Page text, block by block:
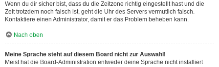
Wenn du dir sicher bist, dass du die Zeitzone richtig eingestellt hast und die
Zeit trotzdem noch falsch ist, geht die Uhr des Servers vermutlich falsch.
Kontaktiere einen Administrator, damit er das Problem beheben kann.
Nach oben
Meine Sprache steht auf diesem Board nicht zur Auswahl!
Meist hat die Board-Administration entweder deine Sprache nicht installiert